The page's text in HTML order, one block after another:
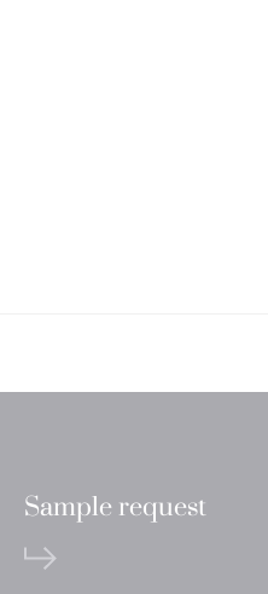
Sample request